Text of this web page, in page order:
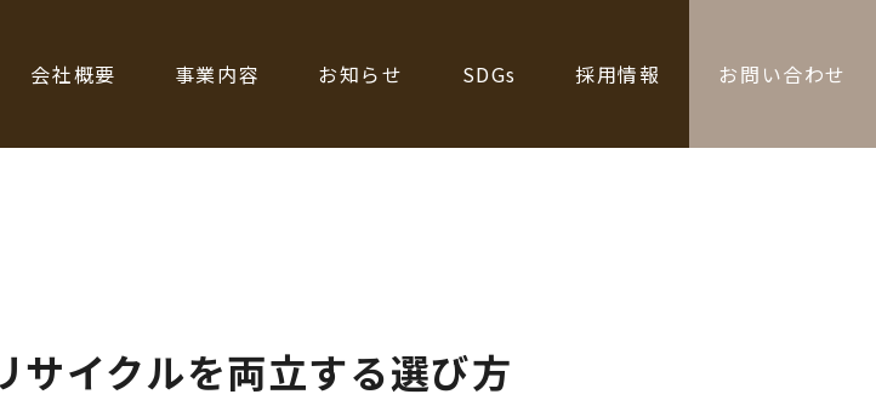
会社概要 事業内容 お知らせ SDGs 採用情報 お問い合わせ
サイクルを両立する選び方